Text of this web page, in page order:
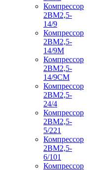
Компрессор
2ВМ2,5-
14/9
Компрессор
2ВМ2,5-
14/9М
Компрессор
2ВМ2,5-
14/9СМ
Компрессор
2ВМ2,5-
24/4
Компрессор
2ВМ2,5-
5/221
Компрессор
2ВМ2,5-
6/101
Компрессор